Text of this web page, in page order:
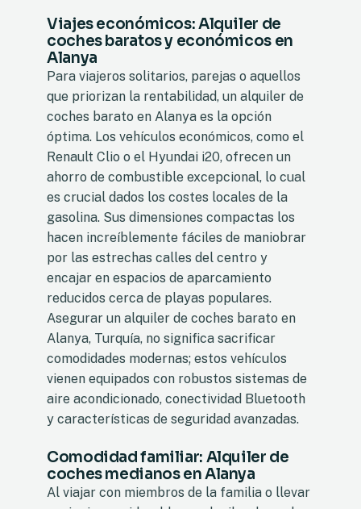
Viajes económicos: Alquiler de
coches baratos y económicos en
Alanya
Para viajeros solitarios, parejas o aquellos
que priorizan la rentabilidad, un alquiler de
coches barato en Alanya es la opción
óptima. Los vehículos económicos, como el
Renault Clio o el Hyundai i20, ofrecen un
ahorro de combustible excepcional, lo cual
es crucial dados los costes locales de la
gasolina. Sus dimensiones compactas los
hacen increíblemente fáciles de maniobrar
por las estrechas calles del centro y
encajar en espacios de aparcamiento
reducidos cerca de playas populares.
Asegurar un alquiler de coches barato en
Alanya, Turquía, no significa sacrificar
comodidades modernas; estos vehículos
vienen equipados con robustos sistemas de
aire acondicionado, conectividad Bluetooth
y características de seguridad avanzadas.
Comodidad familiar: Alquiler de
coches medianos en Alanya
Al viajar con miembros de la familia o llevar